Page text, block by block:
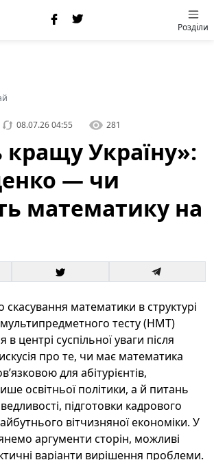
Розділи
08.07.26 04:55 281
кращу Україну»:
— чи
математику на
математики в структурі
тесту (НМТ)
центрі суспільної уваги після
про те, чи має математика
для абітурієнтів,
освітньої політики, а й питань
підготовки кадрового
вітчизняної економіки. У
аргументи сторін, можливі
варіанти вирішення проблеми.